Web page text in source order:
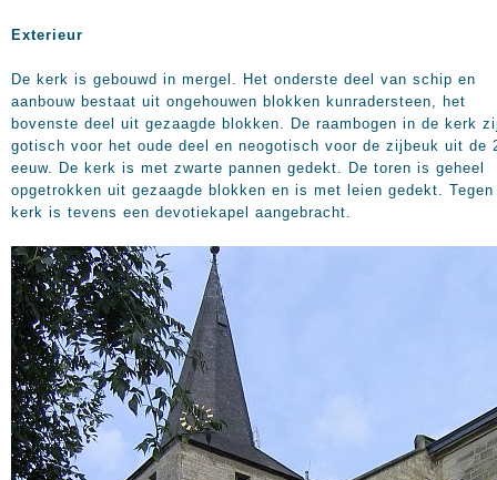
Exterieur
De kerk is gebouwd in mergel. Het onderste deel van schip en
aanbouw bestaat uit ongehouwen blokken kunradersteen, het
bovenste deel uit gezaagde blokken. De raambogen in de kerk
gotisch voor het oude deel en neogotisch voor de zijbeuk uit de
eeuw. De kerk is met zwarte pannen gedekt. De toren is geheel
opgetrokken uit gezaagde blokken en is met leien gedekt. Tegen
kerk is tevens een devotiekapel aangebracht.